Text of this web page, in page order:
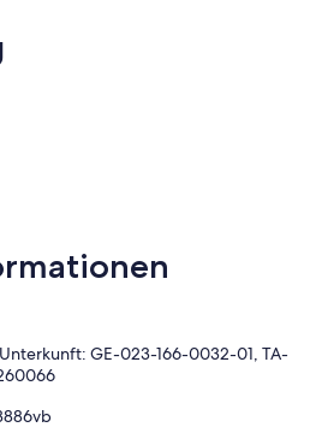
GE-023-166-0032-01, TA-